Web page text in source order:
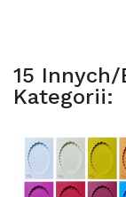
15
Kategorii: